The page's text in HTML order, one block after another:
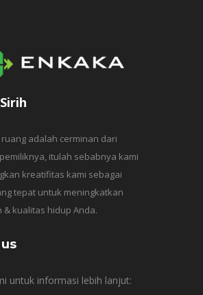
adalah cerminan dari
itulah sebabnya kami
kreatifitas kami sebagai
tepat untuk meningkatkan
& kualitas hidup Anda.
untuk informasi lebih lanjut: